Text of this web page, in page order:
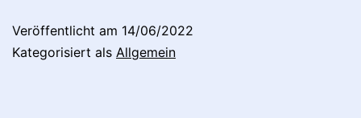
Veröffentlicht am 14/06/2022
Kategorisiert als Allgemein